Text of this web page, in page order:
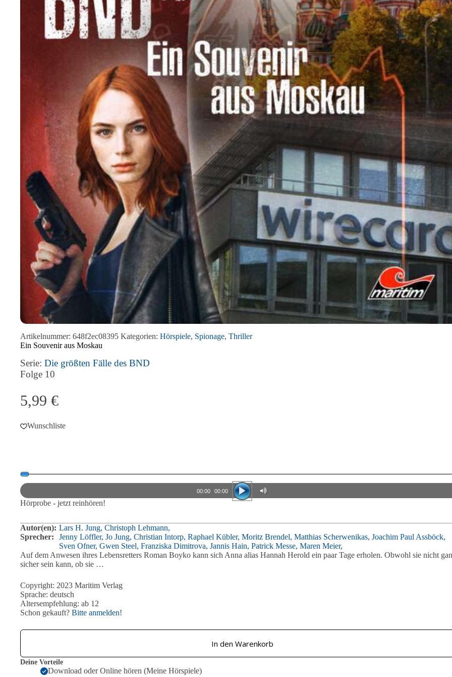
Artikelnummer: 648f2ec08395 Kategorien: Hörspiele, Spionage, Thriller
Ein Souvenir aus Moskau
Serie: Die größten Fälle des BND
Folge 10
5,99 €
Wunschliste
Audio-
Player
00:00 00:00
Hörprobe - jetzt reinhören!
Autor(en): Lars H. Jung, Christoph Lehmann,
Sprecher:
Jenny Löffler, Jo Jung, Christian Intorp, Raphael Kübler, Moritz Brendel, Matthias Scherwenikas, Joachim Paul Assböck,
Sven Ofner, Gwen Steel, Franziska Dimitrova, Jannis Hain, Patrick Messe, Maren Meier,
Auf dem Anwesen ihres Lebensretters Roman Boyko kann sich Anna alias Hannah Herold ein paar Tage erholen. Obwohl sie nicht
sicher sein kann, ob sie …
Copyright: 2023 Maritim Verlag
Sprache: deutsch
Altersempfehlung: ab 12
Schon gekauft? Bitte anmelden!
In den Warenkorb
Deine Vorteile
Download oder Online hören (Meine Hörspiele)